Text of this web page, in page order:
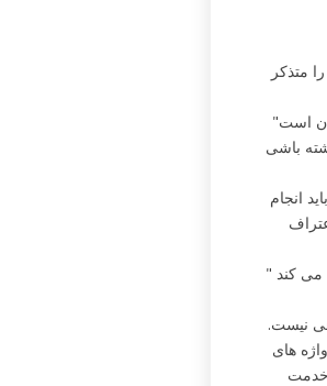
متذکر
"و در مقابل چه می گوید ؟ اینکه این کلام نزدیک تو در دهان تو و در دل توست این همان کلام ایمان است
باشی
انجام
" زیرا در دل است که شخصی ایمان می آورد و پارسا شمرده می شود و با زبان است که اعتراف می کند
نیست.
های
خدمت